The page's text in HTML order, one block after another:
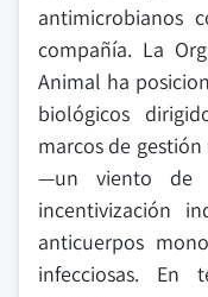
antimicrobianos
compañía. La
Animal ha
biológicos
marcos de
—un viento de
incentivización
anticuerpos
infecciosas. En